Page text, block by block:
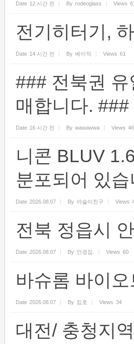
Date 12 시간 전 By rodeoglass Views
전기히터기,
Date 14 시간 전 By 베이직 Views 61
### 전북권
매합니다. ###
Date 16 시간 전 By wawawwa Views 46
니콘 BLUV
분포되어 있습
Date 2026.08.07 By 야슬이친구 Views
전북 정읍시
Date 2026.08.07 By 안경집. Views 60
바슈롬 바이
Date 2026.08.07 By 킴호 Views 34
대전/ 충청지